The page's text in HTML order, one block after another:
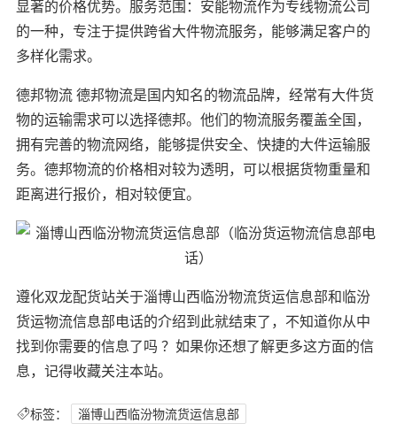
显著的价格优势。服务范围：安能物流作为专线物流公司
的一种，专注于提供跨省大件物流服务，能够满足客户的
多样化需求。
德邦物流 德邦物流是国内知名的物流品牌，经常有大件货
物的运输需求可以选择德邦。他们的物流服务覆盖全国，
拥有完善的物流网络，能够提供安全、快捷的大件运输服
务。德邦物流的价格相对较为透明，可以根据货物重量和
距离进行报价，相对较便宜。
遵化双龙配货站关于淄博山西临汾物流货运信息部和临汾
货运物流信息部电话的介绍到此就结束了，不知道你从中
找到你需要的信息了吗 ？如果你还想了解更多这方面的信
息，记得收藏关注本站。
标签： 淄博山西临汾物流货运信息部